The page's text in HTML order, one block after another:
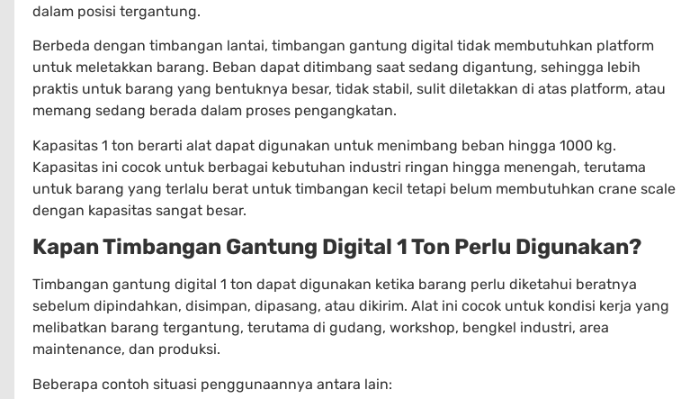
dalam posisi tergantung.
Berbeda dengan timbangan lantai, timbangan gantung digital tidak membutuhkan platform
untuk meletakkan barang. Beban dapat ditimbang saat sedang digantung, sehingga lebih
praktis untuk barang yang bentuknya besar, tidak stabil, sulit diletakkan di atas platform, atau
memang sedang berada dalam proses pengangkatan.
Kapasitas 1 ton berarti alat dapat digunakan untuk menimbang beban hingga 1000 kg.
Kapasitas ini cocok untuk berbagai kebutuhan industri ringan hingga menengah, terutama
untuk barang yang terlalu berat untuk timbangan kecil tetapi belum membutuhkan crane scale
dengan kapasitas sangat besar.
Kapan Timbangan Gantung Digital 1 Ton Perlu Digunakan?
Timbangan gantung digital 1 ton dapat digunakan ketika barang perlu diketahui beratnya
sebelum dipindahkan, disimpan, dipasang, atau dikirim. Alat ini cocok untuk kondisi kerja yang
melibatkan barang tergantung, terutama di gudang, workshop, bengkel industri, area
maintenance, dan produksi.
Beberapa contoh situasi penggunaannya antara lain: